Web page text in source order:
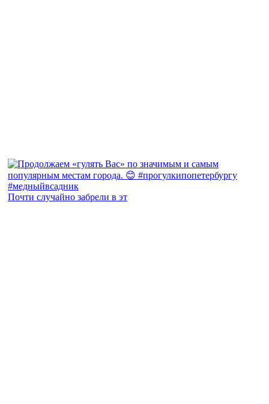
Почти случайно забрели в эт